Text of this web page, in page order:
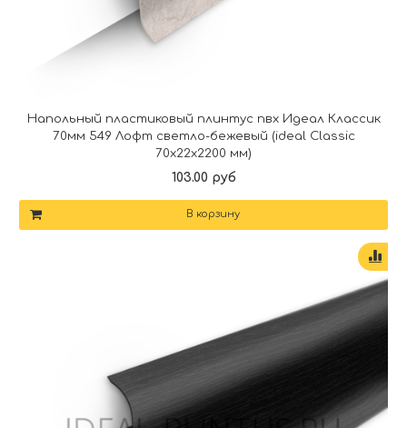
Напольный пластиковый плинтус пвх Идеал Классик
70мм 549 Лофт светло-бежевый (ideal Classic
70х22х2200 мм)
103.00 руб
В корзину